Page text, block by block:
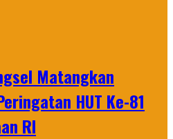
Matangkan
HUT Ke-81
RI